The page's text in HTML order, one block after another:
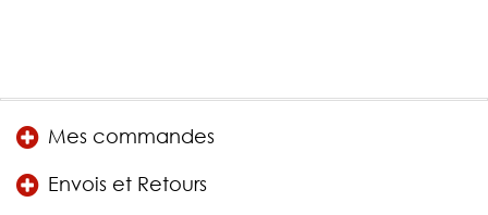
Mes commandes
Envois et Retours